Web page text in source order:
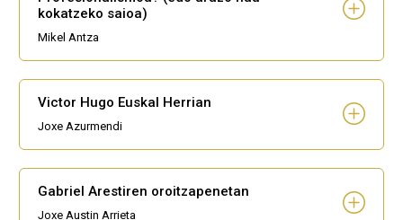
kokatzeko saioa)
Mikel Antza
Victor Hugo Euskal Herrian
Joxe Azurmendi
Gabriel Arestiren oroitzapenetan
Joxe Austin Arrieta